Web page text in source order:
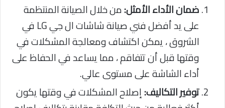
ضمان الأداء الأمثل:من خلال الصيانة المنتظمة
على يد أفضل فني صيانة شاشات ال جي LG في
الشروق ، يمكن اكتشاف ومعالجة المشكلات في
وقتها قبل أن تتفاقم ، مما يساعد في الحفاظ على
أداء الشاشة على مستوى عالي.
توفير التكاليف:إصلاح المشكلات في وقتها يكون